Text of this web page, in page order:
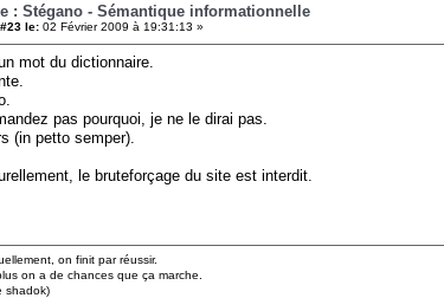
: Stégano - Sémantique informationnelle
#23 le: 02 Février 2009 à 19:31:13 »
mot du dictionnaire.
pas pourquoi, je ne le dirai pas.
(in petto semper).
le bruteforçage du site est interdit.
on finit par réussir.
on a de chances que ça marche.
shadok)